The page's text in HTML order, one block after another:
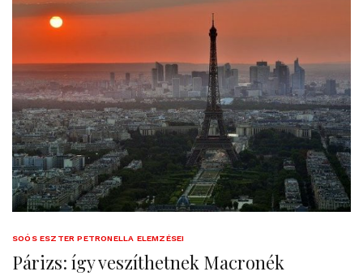
SOÓS ESZTER PETRONELLA ELEMZÉSEI
Párizs: így veszíthetnek Macronék